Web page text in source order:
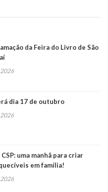
da Feira do Livro de São
2026
dia 17 de outubro
2026
uma manhã para criar
em família!
2026